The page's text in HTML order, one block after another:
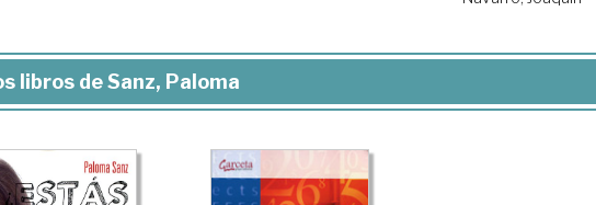
libros de Sanz, Paloma